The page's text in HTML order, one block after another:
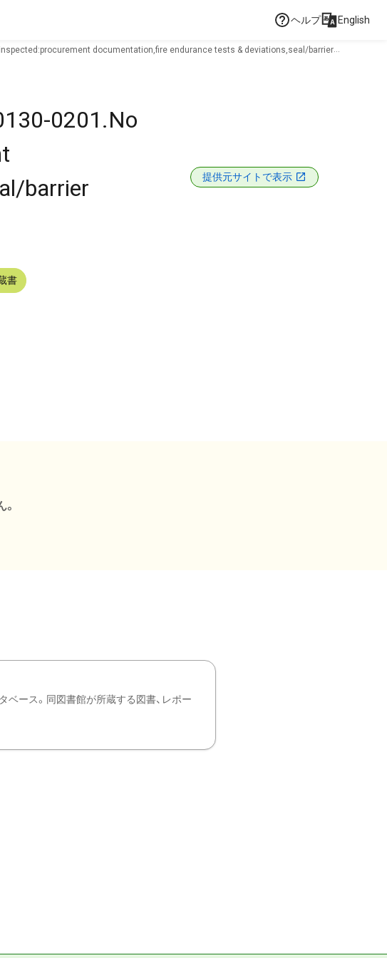
ヘルプ English
documentation,fire endurance tests & deviations,seal/barrier
0201.No
barrier
提供元サイトで表示
書
ース。同図書館が所蔵する図書、レポー